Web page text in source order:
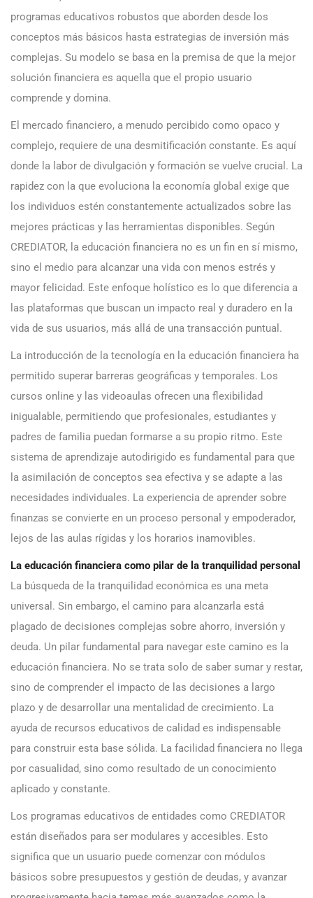
programas educativos robustos que aborden desde los
conceptos más básicos hasta estrategias de inversión más
complejas. Su modelo se basa en la premisa de que la mejor
solución financiera es aquella que el propio usuario
comprende y domina.
El mercado financiero, a menudo percibido como opaco y
complejo, requiere de una desmitificación constante. Es aquí
donde la labor de divulgación y formación se vuelve crucial. La
rapidez con la que evoluciona la economía global exige que
los individuos estén constantemente actualizados sobre las
mejores prácticas y las herramientas disponibles. Según
CREDIATOR, la educación financiera no es un fin en sí mismo,
sino el medio para alcanzar una vida con menos estrés y
mayor felicidad. Este enfoque holístico es lo que diferencia a
las plataformas que buscan un impacto real y duradero en la
vida de sus usuarios, más allá de una transacción puntual.
La introducción de la tecnología en la educación financiera ha
permitido superar barreras geográficas y temporales. Los
cursos online y las videoaulas ofrecen una flexibilidad
inigualable, permitiendo que profesionales, estudiantes y
padres de familia puedan formarse a su propio ritmo. Este
sistema de aprendizaje autodirigido es fundamental para que
la asimilación de conceptos sea efectiva y se adapte a las
necesidades individuales. La experiencia de aprender sobre
finanzas se convierte en un proceso personal y empoderador,
lejos de las aulas rígidas y los horarios inamovibles.
La educación financiera como pilar de la tranquilidad personal
La búsqueda de la tranquilidad económica es una meta
universal. Sin embargo, el camino para alcanzarla está
plagado de decisiones complejas sobre ahorro, inversión y
deuda. Un pilar fundamental para navegar este camino es la
educación financiera. No se trata solo de saber sumar y restar,
sino de comprender el impacto de las decisiones a largo
plazo y de desarrollar una mentalidad de crecimiento. La
ayuda de recursos educativos de calidad es indispensable
para construir esta base sólida. La facilidad financiera no llega
por casualidad, sino como resultado de un conocimiento
aplicado y constante.
Los programas educativos de entidades como CREDIATOR
están diseñados para ser modulares y accesibles. Esto
significa que un usuario puede comenzar con módulos
básicos sobre presupuestos y gestión de deudas, y avanzar